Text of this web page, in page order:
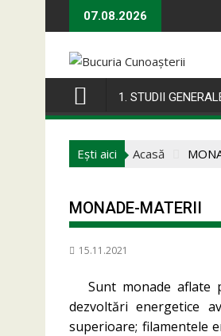
to
07.08.2026
1. STUDII
Ești aici Acasă
MONADE-MATERII
15.11.2021
Sunt monade aflate
dezvoltări energetice
superioare; filamentele